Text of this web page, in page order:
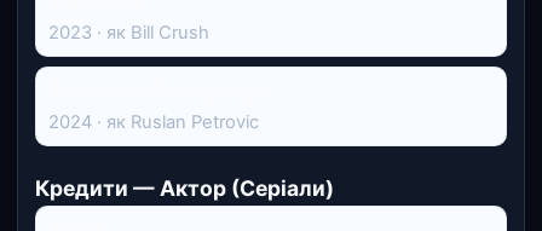
2023 · як Bill Crush
2024 · як Ruslan Petrovic
Кредити — Актор (Серіали)